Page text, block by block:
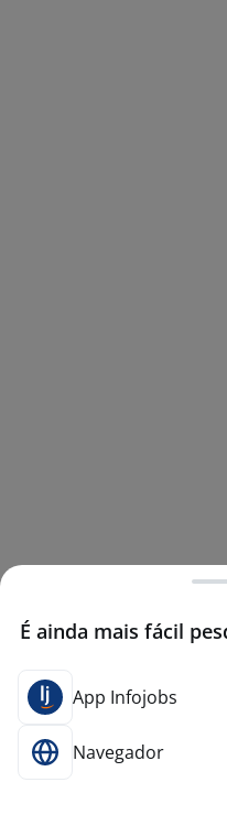
É ainda mais fácil
App Infojobs
Navegador